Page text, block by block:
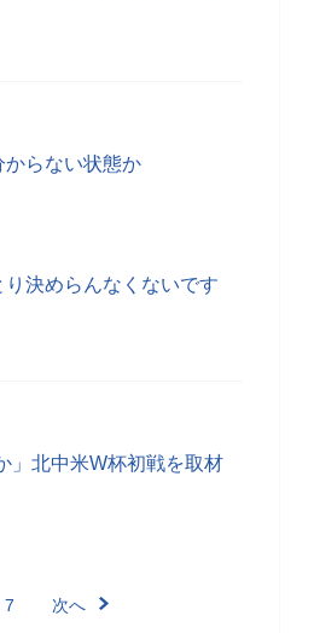
からない状態か
決めらんなくないです
」北中米W杯初戦を取材
7 次へ